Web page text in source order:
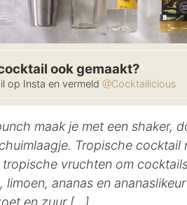
maak je met een shaker,
Tropische cocktail
vruchten om
limoen, ananas en
en zuur […]
ook gemaakt?
op Insta en vermeld @Cocktailicious